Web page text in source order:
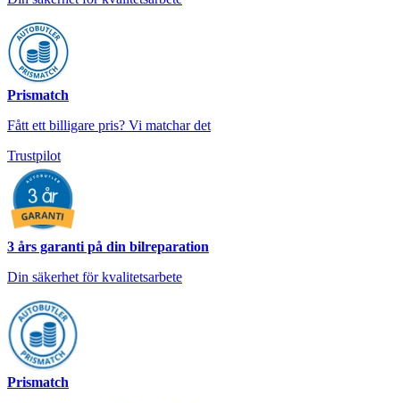
Prismatch
Fått ett billigare pris? Vi matchar det
Trustpilot
3 års garanti på din bilreparation
Din säkerhet för kvalitetsarbete
Prismatch